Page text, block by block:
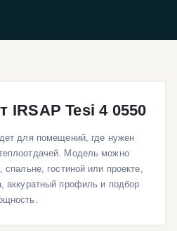
IRSAP Tesi 4 0550
для помещений, где нужен
Модель можно
спальне, гостиной или проекте,
аккуратный профиль и подбор